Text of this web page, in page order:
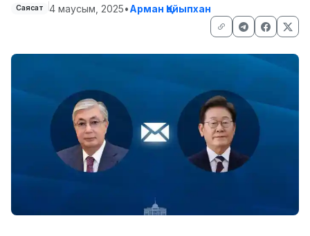
Саясат 4 маусым, 2025•Арман Қайыпхан